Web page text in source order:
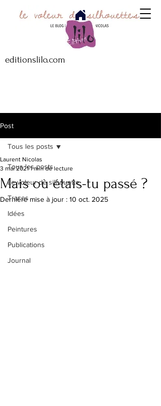
editionslilo.com
Post
Tous les posts
Le voleur de silhouette
Traces
Idées
Peintures
Publications
Journal
Tous les posts
Mais où étais-tu passé ?
Laurent Nicolas
3 mai 2021 1 min de lecture
Dernière mise à jour : 10 oct. 2025